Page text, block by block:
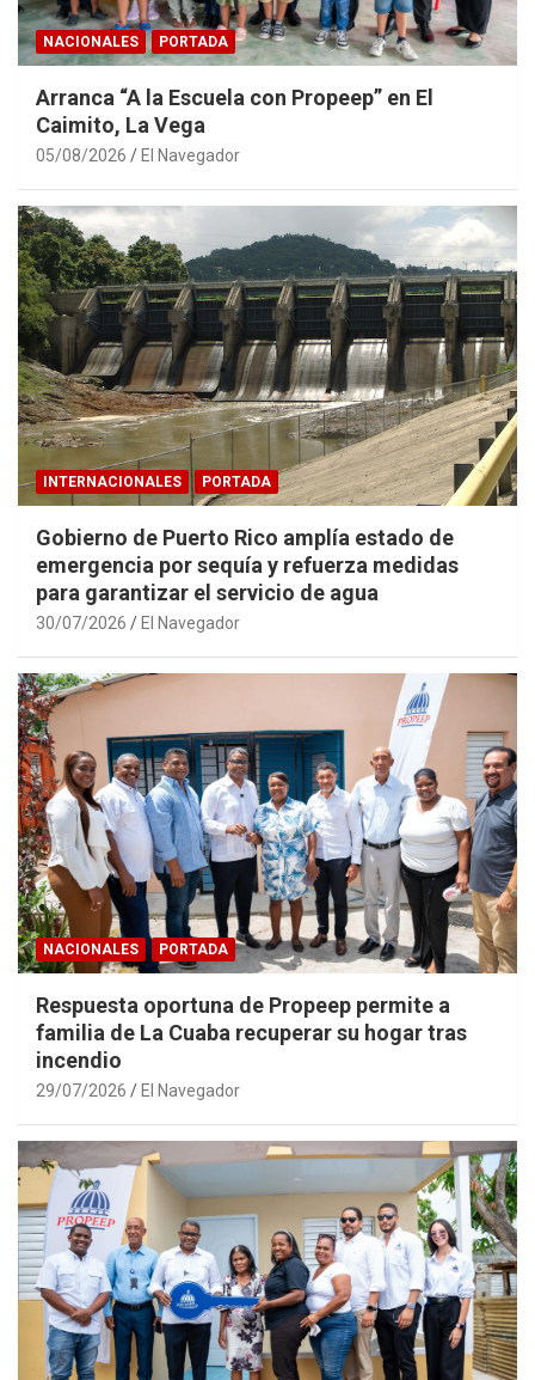
NACIONALES PORTADA
Arranca “A la Escuela con Propeep” en El
Caimito, La Vega
05/08/2026 El Navegador
INTERNACIONALES PORTADA
Gobierno de Puerto Rico amplía estado de
emergencia por sequía y refuerza medidas
para garantizar el servicio de agua
30/07/2026 El Navegador
NACIONALES PORTADA
Respuesta oportuna de Propeep permite a
familia de La Cuaba recuperar su hogar tras
incendio
29/07/2026 El Navegador